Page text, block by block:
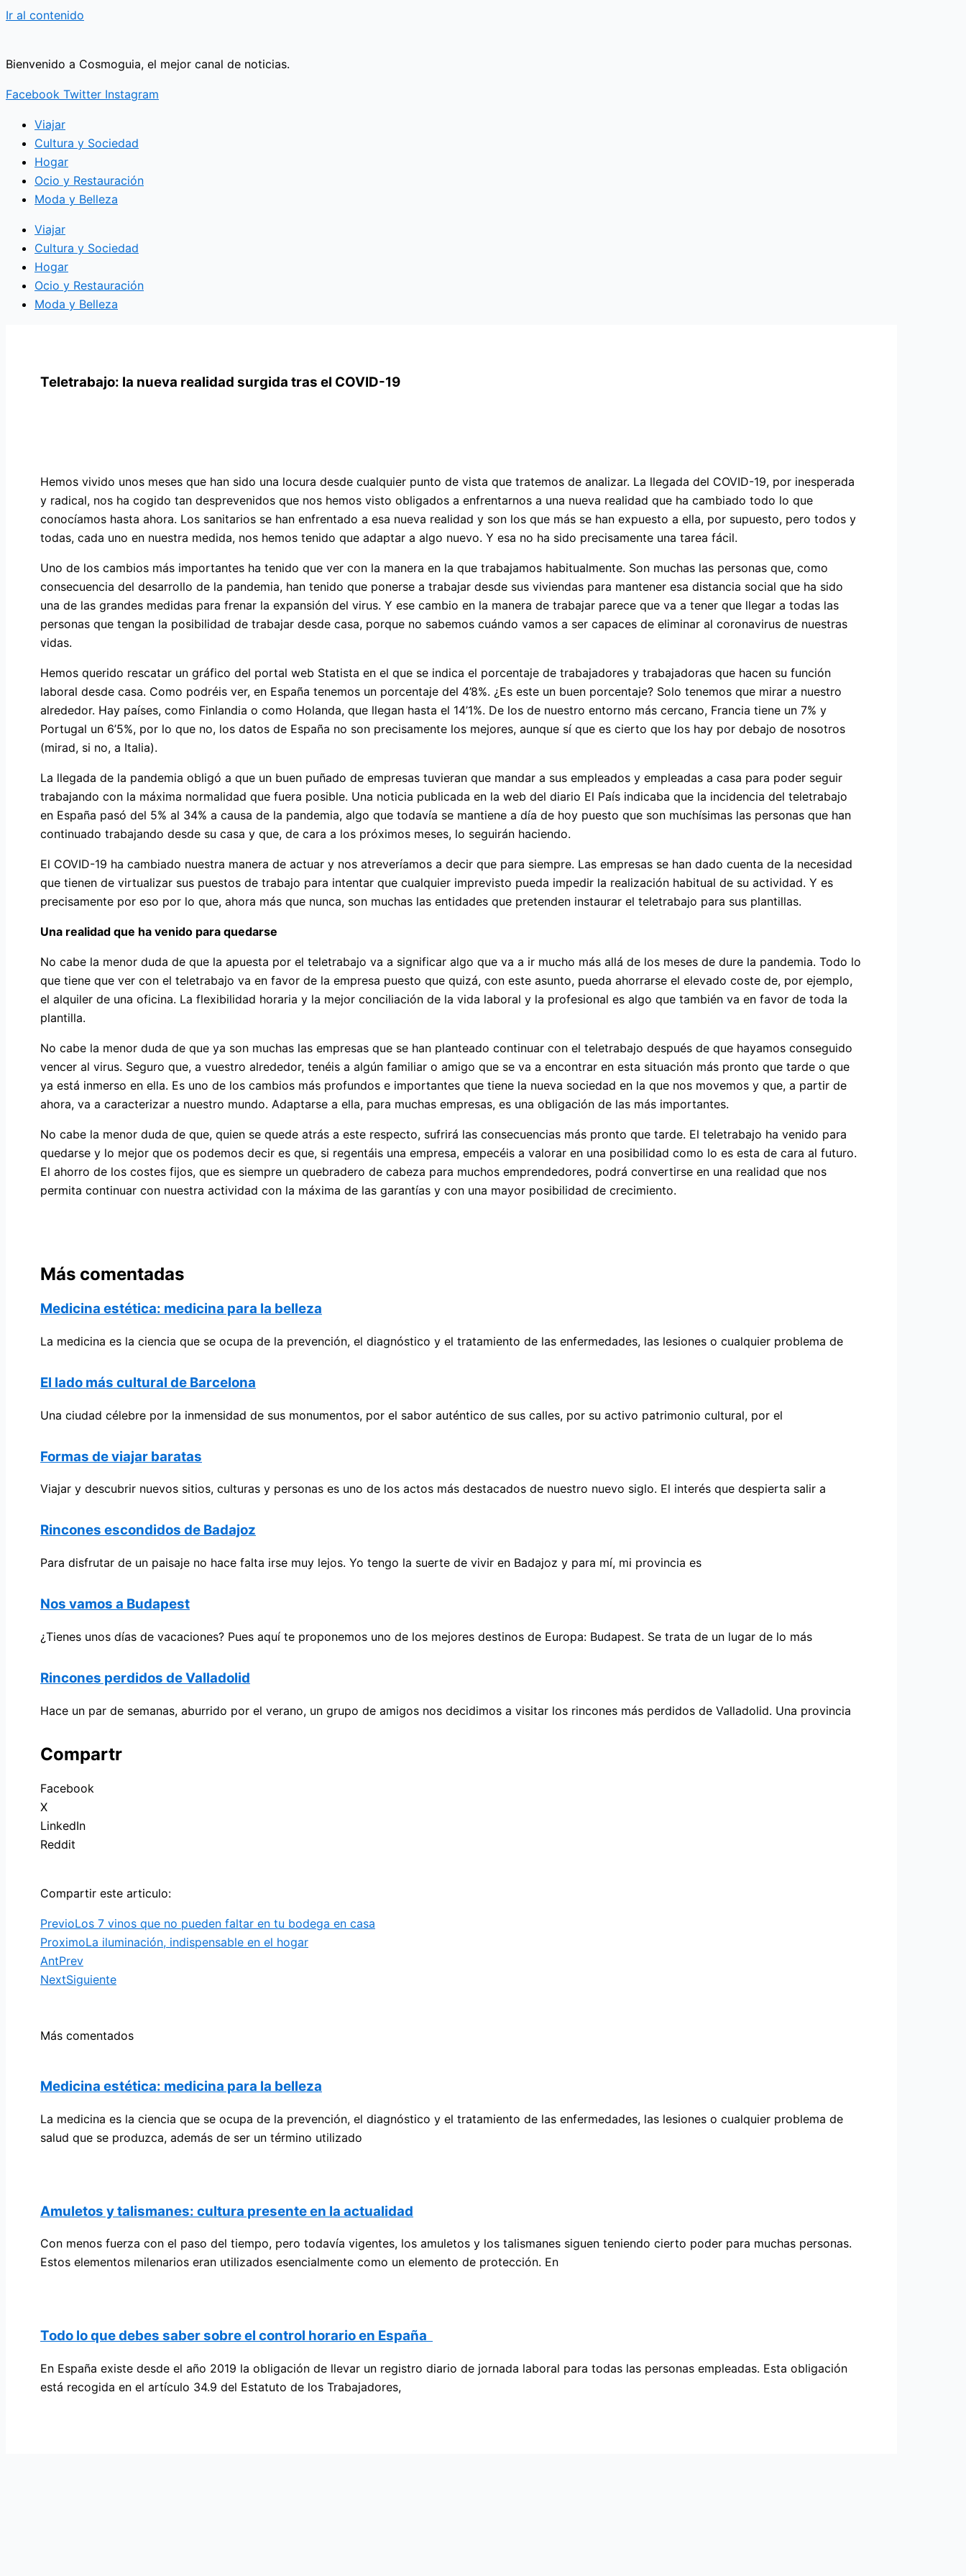
Ir al contenido
Bienvenido a Cosmoguia, el mejor canal de noticias.
Facebook Twitter Instagram
Viajar
Cultura y Sociedad
Hogar
Ocio y Restauración
Moda y Belleza
Viajar
Cultura y Sociedad
Hogar
Ocio y Restauración
Moda y Belleza
Teletrabajo: la nueva realidad surgida tras el COVID-19
Hemos vivido unos meses que han sido una locura desde cualquier punto de vista que tratemos de analizar. La llegada del COVID-19, por inesperada
y radical, nos ha cogido tan desprevenidos que nos hemos visto obligados a enfrentarnos a una nueva realidad que ha cambiado todo lo que
conocíamos hasta ahora. Los sanitarios se han enfrentado a esa nueva realidad y son los que más se han expuesto a ella, por supuesto, pero todos y
todas, cada uno en nuestra medida, nos hemos tenido que adaptar a algo nuevo. Y esa no ha sido precisamente una tarea fácil.
Uno de los cambios más importantes ha tenido que ver con la manera en la que trabajamos habitualmente. Son muchas las personas que, como
consecuencia del desarrollo de la pandemia, han tenido que ponerse a trabajar desde sus viviendas para mantener esa distancia social que ha sido
una de las grandes medidas para frenar la expansión del virus. Y ese cambio en la manera de trabajar parece que va a tener que llegar a todas las
personas que tengan la posibilidad de trabajar desde casa, porque no sabemos cuándo vamos a ser capaces de eliminar al coronavirus de nuestras
vidas.
Hemos querido rescatar un gráfico del portal web Statista en el que se indica el porcentaje de trabajadores y trabajadoras que hacen su función
laboral desde casa. Como podréis ver, en España tenemos un porcentaje del 4’8%. ¿Es este un buen porcentaje? Solo tenemos que mirar a nuestro
alrededor. Hay países, como Finlandia o como Holanda, que llegan hasta el 14’1%. De los de nuestro entorno más cercano, Francia tiene un 7% y
Portugal un 6’5%, por lo que no, los datos de España no son precisamente los mejores, aunque sí que es cierto que los hay por debajo de nosotros
(mirad, si no, a Italia).
La llegada de la pandemia obligó a que un buen puñado de empresas tuvieran que mandar a sus empleados y empleadas a casa para poder seguir
trabajando con la máxima normalidad que fuera posible. Una noticia publicada en la web del diario El País indicaba que la incidencia del teletrabajo
en España pasó del 5% al 34% a causa de la pandemia, algo que todavía se mantiene a día de hoy puesto que son muchísimas las personas que han
continuado trabajando desde su casa y que, de cara a los próximos meses, lo seguirán haciendo.
El COVID-19 ha cambiado nuestra manera de actuar y nos atreveríamos a decir que para siempre. Las empresas se han dado cuenta de la necesidad
que tienen de virtualizar sus puestos de trabajo para intentar que cualquier imprevisto pueda impedir la realización habitual de su actividad. Y es
precisamente por eso por lo que, ahora más que nunca, son muchas las entidades que pretenden instaurar el teletrabajo para sus plantillas.
Una realidad que ha venido para quedarse
No cabe la menor duda de que la apuesta por el teletrabajo va a significar algo que va a ir mucho más allá de los meses de dure la pandemia. Todo lo
que tiene que ver con el teletrabajo va en favor de la empresa puesto que quizá, con este asunto, pueda ahorrarse el elevado coste de, por ejemplo,
el alquiler de una oficina. La flexibilidad horaria y la mejor conciliación de la vida laboral y la profesional es algo que también va en favor de toda la
plantilla.
No cabe la menor duda de que ya son muchas las empresas que se han planteado continuar con el teletrabajo después de que hayamos conseguido
vencer al virus. Seguro que, a vuestro alrededor, tenéis a algún familiar o amigo que se va a encontrar en esta situación más pronto que tarde o que
ya está inmerso en ella. Es uno de los cambios más profundos e importantes que tiene la nueva sociedad en la que nos movemos y que, a partir de
ahora, va a caracterizar a nuestro mundo. Adaptarse a ella, para muchas empresas, es una obligación de las más importantes.
No cabe la menor duda de que, quien se quede atrás a este respecto, sufrirá las consecuencias más pronto que tarde. El teletrabajo ha venido para
quedarse y lo mejor que os podemos decir es que, si regentáis una empresa, empecéis a valorar en una posibilidad como lo es esta de cara al futuro.
El ahorro de los costes fijos, que es siempre un quebradero de cabeza para muchos emprendedores, podrá convertirse en una realidad que nos
permita continuar con nuestra actividad con la máxima de las garantías y con una mayor posibilidad de crecimiento.
Más comentadas
Medicina estética: medicina para la belleza
La medicina es la ciencia que se ocupa de la prevención, el diagnóstico y el tratamiento de las enfermedades, las lesiones o cualquier problema de
El lado más cultural de Barcelona
Una ciudad célebre por la inmensidad de sus monumentos, por el sabor auténtico de sus calles, por su activo patrimonio cultural, por el
Formas de viajar baratas
Viajar y descubrir nuevos sitios, culturas y personas es uno de los actos más destacados de nuestro nuevo siglo. El interés que despierta salir a
Rincones escondidos de Badajoz
Para disfrutar de un paisaje no hace falta irse muy lejos. Yo tengo la suerte de vivir en Badajoz y para mí, mi provincia es
Nos vamos a Budapest
¿Tienes unos días de vacaciones? Pues aquí te proponemos uno de los mejores destinos de Europa: Budapest. Se trata de un lugar de lo más
Rincones perdidos de Valladolid
Hace un par de semanas, aburrido por el verano, un grupo de amigos nos decidimos a visitar los rincones más perdidos de Valladolid. Una provincia
Compartr
Facebook
X
LinkedIn
Reddit
Compartir este articulo:
PrevioLos 7 vinos que no pueden faltar en tu bodega en casa
ProximoLa iluminación, indispensable en el hogar
AntPrev
NextSiguiente
Más comentados
Medicina estética: medicina para la belleza
La medicina es la ciencia que se ocupa de la prevención, el diagnóstico y el tratamiento de las enfermedades, las lesiones o cualquier problema de
salud que se produzca, además de ser un término utilizado
Amuletos y talismanes: cultura presente en la actualidad
Con menos fuerza con el paso del tiempo, pero todavía vigentes, los amuletos y los talismanes siguen teniendo cierto poder para muchas personas.
Estos elementos milenarios eran utilizados esencialmente como un elemento de protección. En
Todo lo que debes saber sobre el control horario en España
En España existe desde el año 2019 la obligación de llevar un registro diario de jornada laboral para todas las personas empleadas. Esta obligación
está recogida en el artículo 34.9 del Estatuto de los Trabajadores,